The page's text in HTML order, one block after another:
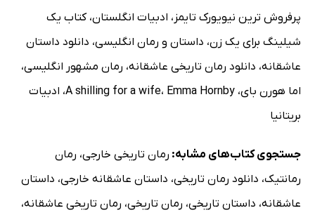
پرفروش ترین نیویورک تایمز ، ادبیات انگلستان،کتاب یک
شیلینگ برای یک زن، داستان و رمان انگلیسی، دانلود داستان
عاشقانه، دانلود رمان تاریخی عاشقانه، رمان مشهور انگلیسی،
اما هورن بای، A shilling for a wife، Emma Hornby ، ادبیات
بریتانیا
جستجوی کتاب‌های مشابه: رمان تاریخی خارجی، رمان
رمانتیک، دانلود رمان تاریخی، داستان عاشقانه خارجی، داستان
عاشقانه، داستان تاریخی، رمان تاریخی، رمان تاریخی عاشقانه،